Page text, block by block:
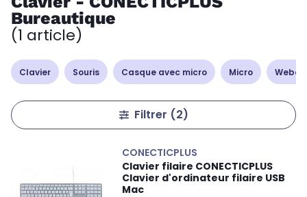
Bureautique
(1 article)
Clavier Souris Casque avec micro Micro
Filtrer (2)
CONECTICPLUS
Clavier filaire CONECTICPLUS
Clavier d'ordinateur filaire USB
Mac